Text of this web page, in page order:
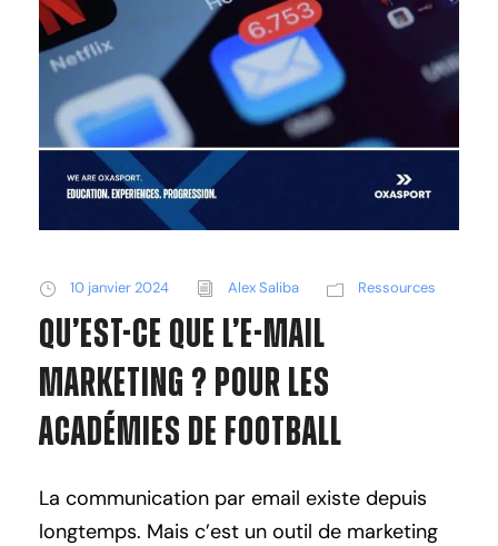
10 janvier 2024 Alex Saliba Ressources
Qu’est-ce que l’E-mail
Marketing ? Pour les
Académies de Football
La communication par email existe depuis
longtemps. Mais c’est un outil de marketing